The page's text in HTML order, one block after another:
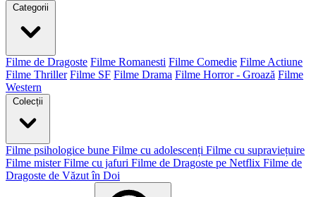
Categorii
Filme de Dragoste Filme Romanesti Filme Comedie Filme Actiune
Filme Thriller Filme SF Filme Drama Filme Horror - Groază Filme
Western
Colecții
Filme psihologice bune Filme cu adolescenți Filme cu supraviețuire
Filme mister Filme cu jafuri Filme de Dragoste pe Netflix Filme de
Dragoste de Văzut în Doi